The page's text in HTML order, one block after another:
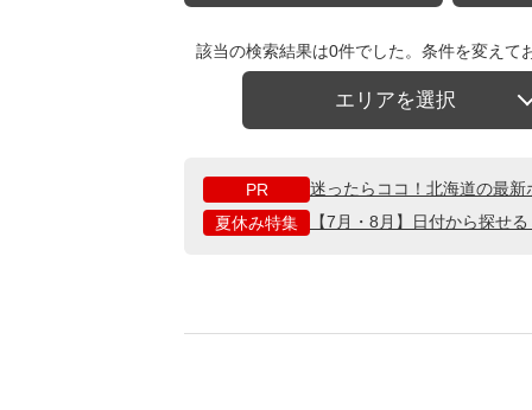
該当の検索結果は0件でした。条件を変えて
エリアを選択
PR
迷ったらココ！北海道の最
夏休み特集
【7月・8月】日付から探せ